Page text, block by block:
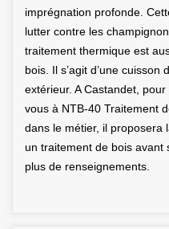
imprégnation profonde.
lutter contre les
traitement thermique est
bois. Il s’agit d’une
extérieur. A Castandet,
vous à NTB-40 Traitement
dans le métier, il proposera
un traitement de bois avant
plus de renseignements.